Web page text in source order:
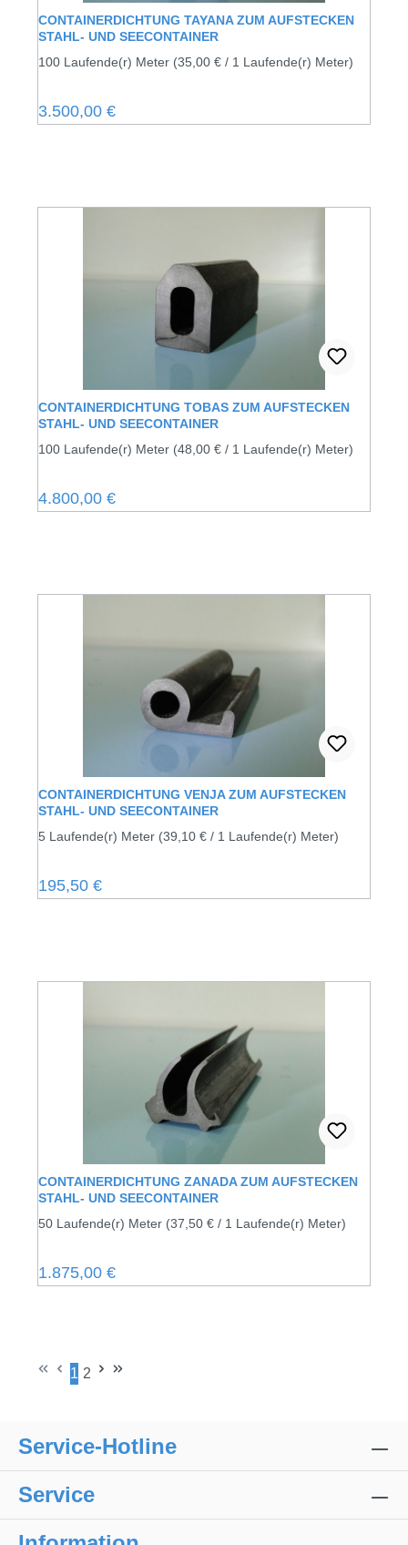
CONTAINERDICHTUNG TAYANA ZUM AUFSTECKEN
STAHL- UND SEECONTAINER
100 Laufende(r) Meter (35,00 € / 1 Laufende(r) Meter)
Regulärer Preis:
3.500,00 €
CONTAINERDICHTUNG TOBAS ZUM AUFSTECKEN
STAHL- UND SEECONTAINER
100 Laufende(r) Meter (48,00 € / 1 Laufende(r) Meter)
Regulärer Preis:
4.800,00 €
CONTAINERDICHTUNG VENJA ZUM AUFSTECKEN
STAHL- UND SEECONTAINER
5 Laufende(r) Meter (39,10 € / 1 Laufende(r) Meter)
Regulärer Preis:
195,50 €
CONTAINERDICHTUNG ZANADA ZUM AUFSTECKEN
STAHL- UND SEECONTAINER
50 Laufende(r) Meter (37,50 € / 1 Laufende(r) Meter)
Regulärer Preis:
1.875,00 €
Seite
1
Seite
2
Service-Hotline
Service